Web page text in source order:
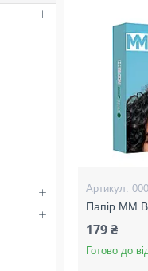
Папір MM
179 ₴
Готово до